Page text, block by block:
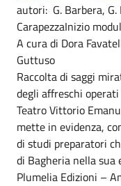
autori: G. Barbera, G.
CarapezzaInizio
A cura di Dora
Guttuso
Raccolta di saggi
degli affreschi
Teatro Vittorio
mette in evidenza,
di studi preparatori
di Bagheria nella sua
Plumelia Edizioni –